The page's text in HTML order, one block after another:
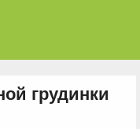
грудинки